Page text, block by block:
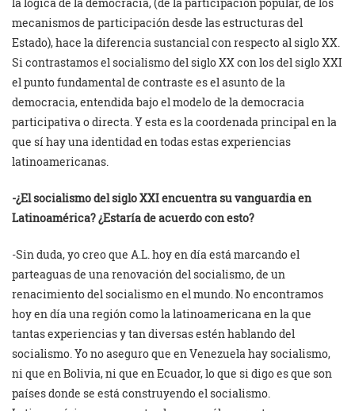
mecanismos de participación desde las estructuras del
Estado), hace la diferencia sustancial con respecto al siglo XX.
Si contrastamos el socialismo del siglo XX con los del siglo XXI
el punto fundamental de contraste es el asunto de la
democracia, entendida bajo el modelo de la democracia
participativa o directa. Y esta es la coordenada principal en la
que sí hay una identidad en todas estas experiencias
latinoamericanas.
-¿El socialismo del siglo XXI encuentra su vanguardia en
Latinoamérica? ¿Estaría de acuerdo con esto?
-Sin duda, yo creo que A.L. hoy en día está marcando el
parteaguas de una renovación del socialismo, de un
renacimiento del socialismo en el mundo. No encontramos
hoy en día una región como la latinoamericana en la que
tantas experiencias y tan diversas estén hablando del
socialismo. Yo no aseguro que en Venezuela hay socialismo,
ni que en Bolivia, ni que en Ecuador, lo que si digo es que son
países donde se está construyendo el socialismo.